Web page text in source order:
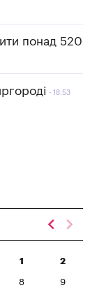
понад 520
18:53
1 2
8 9